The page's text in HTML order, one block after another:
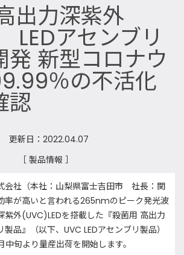
出力深紫外
LEDアセンブリ
発 新型コロナウ
％の不活化
認
更新日：2022.04.07
［ 製品情報 ］
会社（本社：山梨県富士吉田市 社長：関
率が高いと言われる265nmのピーク発光波
紫外(UVC)LEDを搭載した『殺菌用 高出力
製品』（以下、UVC LEDアセンブリ製品）
旬より量産出荷を開始します。